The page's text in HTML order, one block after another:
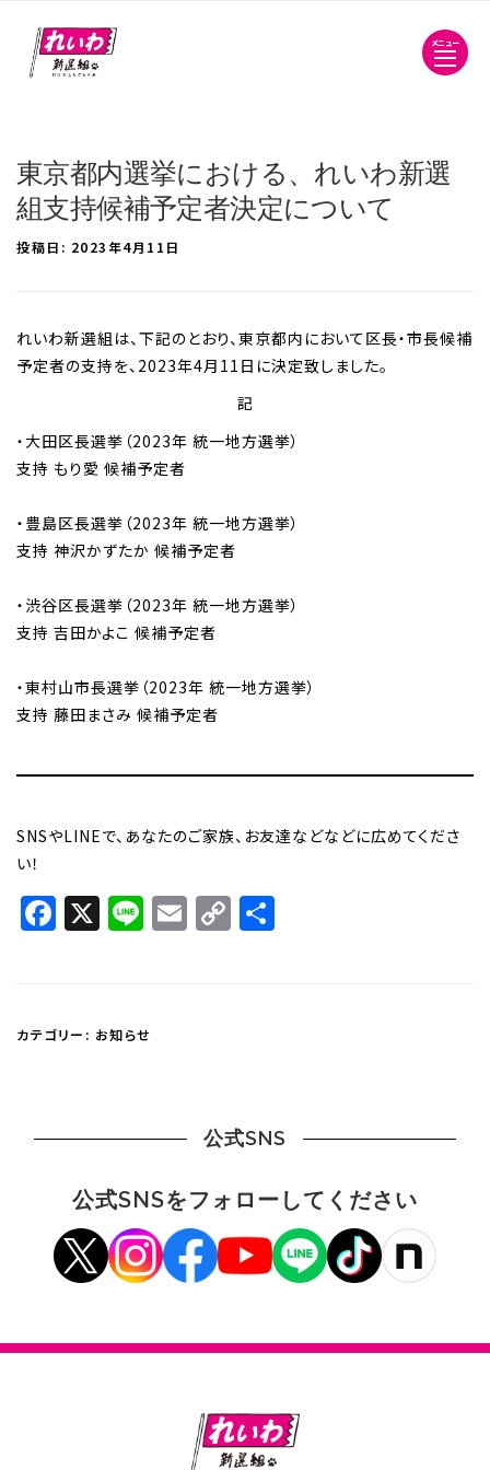
メニュー
東京都内選挙における、れいわ新選
組支持候補予定者決定について
投稿日: 2023年4月11日
れいわ新選組は、下記のとおり、東京都内において区長・市長候補
予定者の支持を、2023年4月11日に決定致しました。
記
・大田区長選挙（2023年 統一地方選挙）
支持 もり愛 候補予定者
・豊島区長選挙（2023年 統一地方選挙）
支持 神沢かずたか 候補予定者
・渋谷区長選挙（2023年 統一地方選挙）
支持 吉田かよこ 候補予定者
・東村山市長選挙（2023年 統一地方選挙）
支持 藤田まさみ 候補予定者
SNSやLINEで、あなたのご家族、お友達などなどに広めてくださ
い！
Facebook
X LineEmail
Copy
Link
カテゴリー: お知らせ
公式SNS
公式SNSをフォローしてください